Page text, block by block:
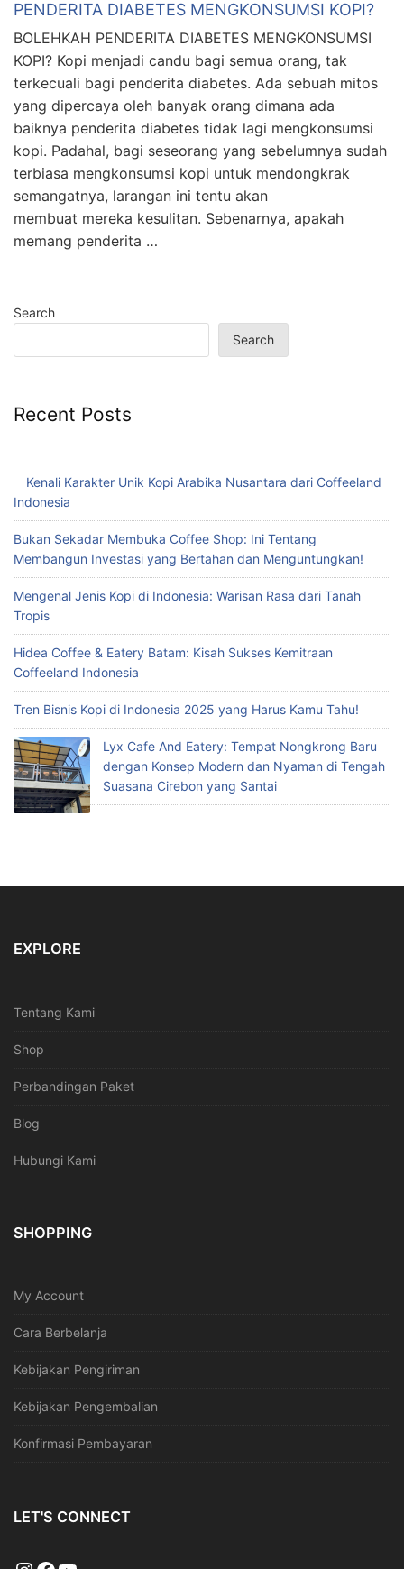
PENDERITA DIABETES MENGKONSUMSI KOPI?
BOLEHKAH PENDERITA DIABETES MENGKONSUMSI
KOPI? Kopi menjadi candu bagi semua orang, tak
terkecuali bagi penderita diabetes. Ada sebuah mitos
yang dipercaya oleh banyak orang dimana ada
baiknya penderita diabetes tidak lagi mengkonsumsi
kopi. Padahal, bagi seseorang yang sebelumnya sudah
terbiasa mengkonsumsi kopi untuk mendongkrak
semangatnya, larangan ini tentu akan
membuat mereka kesulitan. Sebenarnya, apakah
memang penderita …
Search
Search
Recent Posts
Kenali Karakter Unik Kopi Arabika Nusantara dari Coffeeland
Indonesia
Bukan Sekadar Membuka Coffee Shop: Ini Tentang
Membangun Investasi yang Bertahan dan Menguntungkan!
Mengenal Jenis Kopi di Indonesia: Warisan Rasa dari Tanah
Tropis
Hidea Coffee & Eatery Batam: Kisah Sukses Kemitraan
Coffeeland Indonesia
Tren Bisnis Kopi di Indonesia 2025 yang Harus Kamu Tahu!
Lyx Cafe And Eatery: Tempat Nongkrong Baru
dengan Konsep Modern dan Nyaman di Tengah
Suasana Cirebon yang Santai
EXPLORE
Tentang Kami
Shop
Perbandingan Paket
Blog
Hubungi Kami
SHOPPING
My Account
Cara Berbelanja
Kebijakan Pengiriman
Kebijakan Pengembalian
Konfirmasi Pembayaran
LET'S CONNECT